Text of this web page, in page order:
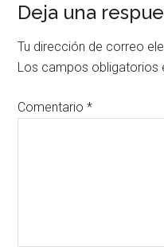
Reader
Interactions
Deja una
Tu dirección de correo
Los campos
Comentario*